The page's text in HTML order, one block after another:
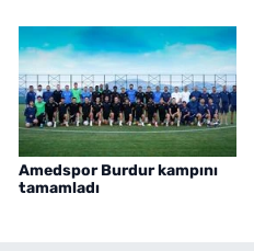
Amedspor Burdur kampını
tamamladı